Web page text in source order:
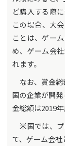
ど購入する際
この場合、大
ことは、ゲー
め、ゲーム会
れます。
なお、賞金総
国の企業が開
金総額は2019
米国では、プ
て、ゲーム会